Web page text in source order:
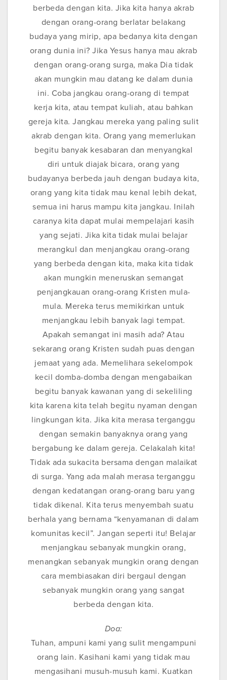
berbeda dengan kita. Jika kita hanya akrab
dengan orang-orang berlatar belakang
budaya yang mirip, apa bedanya kita dengan
orang dunia ini? Jika Yesus hanya mau akrab
dengan orang-orang surga, maka Dia tidak
akan mungkin mau datang ke dalam dunia
ini. Coba jangkau orang-orang di tempat
kerja kita, atau tempat kuliah, atau bahkan
gereja kita. Jangkau mereka yang paling sulit
akrab dengan kita. Orang yang memerlukan
begitu banyak kesabaran dan menyangkal
diri untuk diajak bicara, orang yang
budayanya berbeda jauh dengan budaya kita,
orang yang kita tidak mau kenal lebih dekat,
semua ini harus mampu kita jangkau. Inilah
caranya kita dapat mulai mempelajari kasih
yang sejati. Jika kita tidak mulai belajar
merangkul dan menjangkau orang-orang
yang berbeda dengan kita, maka kita tidak
akan mungkin meneruskan semangat
penjangkauan orang-orang Kristen mula-
mula. Mereka terus memikirkan untuk
menjangkau lebih banyak lagi tempat.
Apakah semangat ini masih ada? Atau
sekarang orang Kristen sudah puas dengan
jemaat yang ada. Memelihara sekelompok
kecil domba-domba dengan mengabaikan
begitu banyak kawanan yang di sekeliling
kita karena kita telah begitu nyaman dengan
lingkungan kita. Jika kita merasa terganggu
dengan semakin banyaknya orang yang
bergabung ke dalam gereja. Celakalah kita!
Tidak ada sukacita bersama dengan malaikat
di surga. Yang ada malah merasa terganggu
dengan kedatangan orang-orang baru yang
tidak dikenal. Kita terus menyembah suatu
berhala yang bernama “kenyamanan di dalam
komunitas kecil”. Jangan seperti itu! Belajar
menjangkau sebanyak mungkin orang,
menangkan sebanyak mungkin orang dengan
cara membiasakan diri bergaul dengan
sebanyak mungkin orang yang sangat
berbeda dengan kita.
Doa:
Tuhan, ampuni kami yang sulit mengampuni
orang lain. Kasihani kami yang tidak mau
mengasihani musuh-musuh kami. Kuatkan